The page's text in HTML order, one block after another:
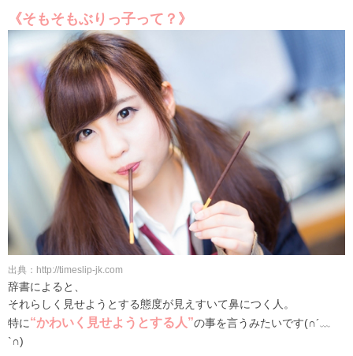
《そもそもぶりっ子って？》
出典：http://timeslip-jk.com
辞書によると、
それらしく見せようとする態度が見えすいて鼻につく人。
特に“かわいく見せようとする人”の事を言うみたいです(∩´﹏
`∩)